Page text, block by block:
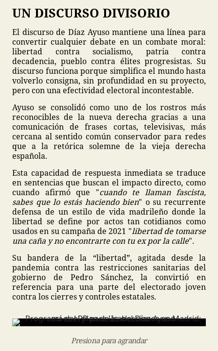
UN DISCURSO DIVISORIO
El discurso de Díaz Ayuso mantiene una línea para
convertir cualquier debate en un combate moral:
libertad contra socialismo, patria contra
decadencia, pueblo contra élites progresistas. Su
discurso funciona porque simplifica el mundo hasta
volverlo consigna, sin profundidad en su proyecto,
pero con una efectividad electoral incontestable.
Ayuso se consolidó como uno de los rostros más
reconocibles de la nueva derecha gracias a una
comunicación de frases cortas, televisivas, más
cercana al sentido común conservador para redes
que a la retórica solemne de la vieja derecha
española.
Esta capacidad de respuesta inmediata se traduce
en sentencias que buscan el impacto directo, como
cuando afirmó que "cuando te llaman fascista,
sabes que lo estás haciendo bien" o su recurrente
defensa de un estilo de vida madrileño donde la
libertad se define por actos tan cotidianos como
usados en su campaña de 2021 "libertad de tomarse
una caña y no encontrarte con tu ex por la calle".
Su bandera de la “libertad”, agitada desde la
pandemia contra las restricciones sanitarias del
gobierno de Pedro Sánchez, la convirtió en
referencia para una parte del electorado joven
contra los cierres y controles estatales.
Presiona para agrandar